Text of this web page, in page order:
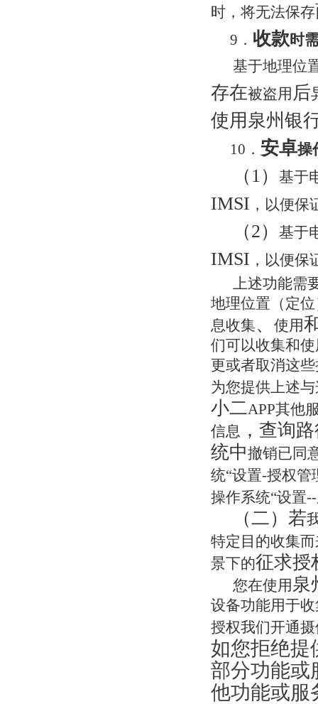
时，将无法保存
9． 收款时
基于地理位
存在被盗用 后
使用泉州银
10． 安卓操
（1） 基于
IMSI ，以便保
（2） 基于
IMSI ，以便保
上述功能需
地理位置（定
息收集、 使用
们可以收集和
更或者取消这
为您提供上述
小二APP其他
信息 ，查询
统中撤销已同
统“设置-授权管
操作系统“设置--
（二）若
特定目的收集
景下的征求授
您在使用泉
设备功能用于
授权我们开通
如您拒绝提
部分功能或
他功能或服